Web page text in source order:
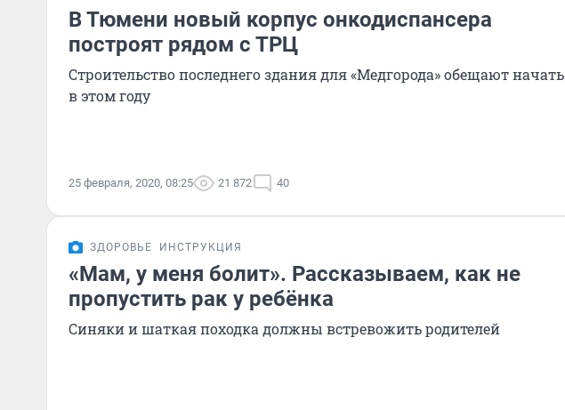
В Тюмени новый корпус онкодиспансера
построят рядом с ТРЦ
Строительство последнего здания для «Медгорода» обещают начать
в этом году
25 февраля, 2020, 08:25 21 872 40
ЗДОРОВЬЕ ИНСТРУКЦИЯ
«Мам, у меня болит». Рассказываем, как не
пропустить рак у ребёнка
Синяки и шаткая походка должны встревожить родителей